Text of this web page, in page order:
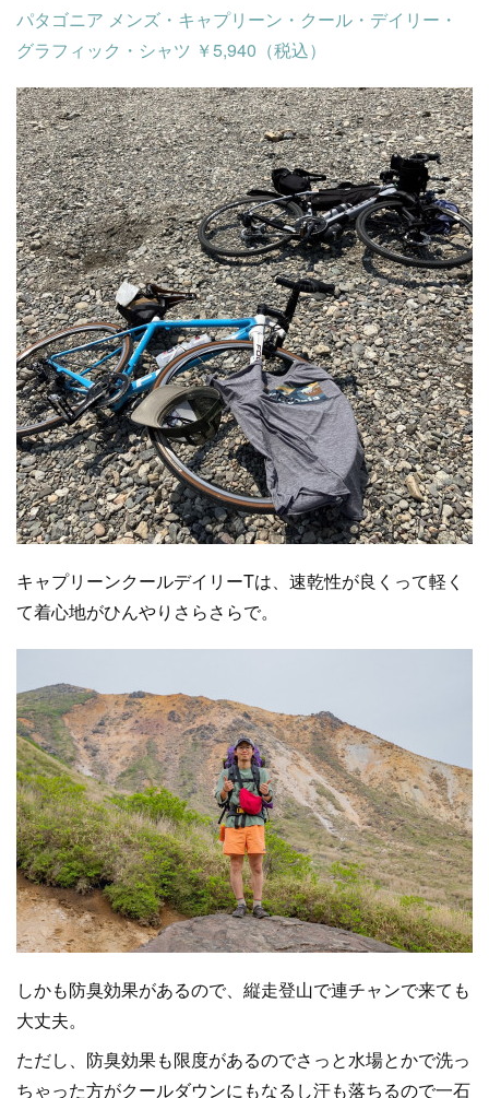
パタゴニア メンズ・キャプリーン・クール・デイリー・
グラフィック・シャツ ￥5,940（税込）
キャプリーンクールデイリーTは、速乾性が良くって軽く
て着心地がひんやりさらさらで。
しかも防臭効果があるので、縦走登山で連チャンで来ても
大丈夫。
ただし、防臭効果も限度があるのでさっと水場とかで洗っ
ちゃった方がクールダウンにもなるし汗も落ちるので一石